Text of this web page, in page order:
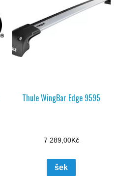
Thule WingBar Edge 9595
7 289,00Kč
šek